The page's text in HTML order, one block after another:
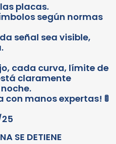
placas.
según normas
señal sea visible,
cada curva, límite de
claramente
con manos expertas! 🚦
25
SE DETIENE